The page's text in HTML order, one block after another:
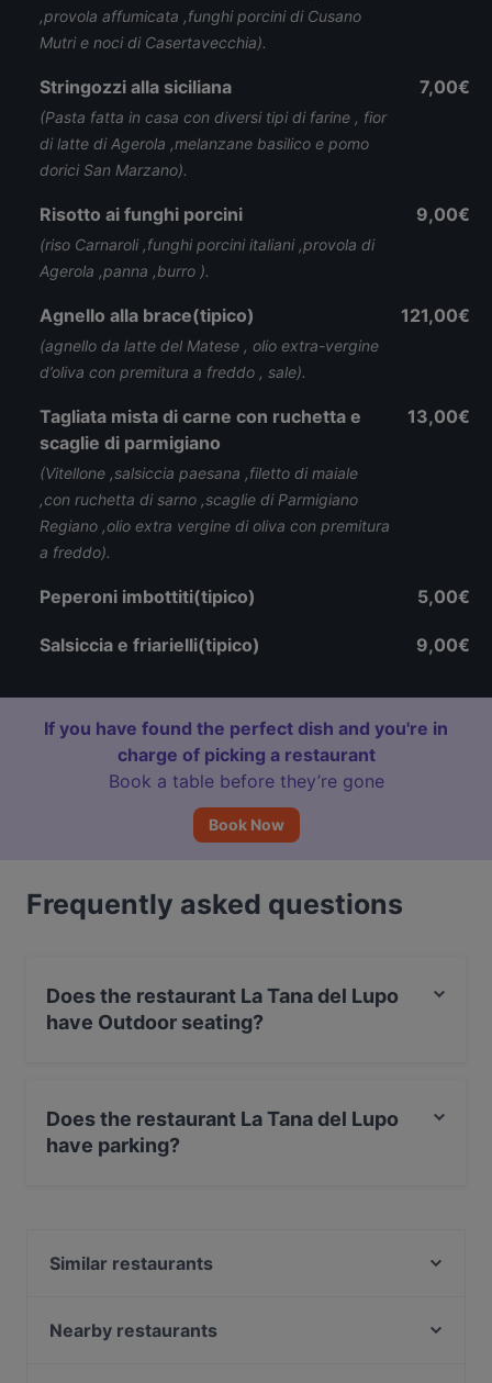
,provola affumicata ,funghi porcini di Cusano
Mutri e noci di Casertavecchia).
Stringozzi alla siciliana
(Pasta fatta in casa con diversi tipi di farine , fior
di latte di Agerola ,melanzane basilico e pomo
dorici San Marzano).
7,00€
Risotto ai funghi porcini
(riso Carnaroli ,funghi porcini italiani ,provola di
Agerola ,panna ,burro ).
9,00€
Agnello alla brace(tipico)
(agnello da latte del Matese , olio extra-vergine
d’oliva con premitura a freddo , sale).
121,00€
Tagliata mista di carne con ruchetta e
scaglie di parmigiano
(Vitellone ,salsiccia paesana ,filetto di maiale
,con ruchetta di sarno ,scaglie di Parmigiano
Regiano ,olio extra vergine di oliva con premitura
a freddo).
13,00€
Peperoni imbottiti(tipico) 5,00€
Salsiccia e friarielli(tipico) 9,00€
If you have found the perfect dish and you're in
charge of picking a restaurant
Book a table before they’re gone
Book Now
Frequently asked questions
Does the restaurant La Tana del Lupo
have Outdoor seating?
Does the restaurant La Tana del Lupo
have parking?
Similar restaurants
Trattoria "Monzù"
Nearby restaurants